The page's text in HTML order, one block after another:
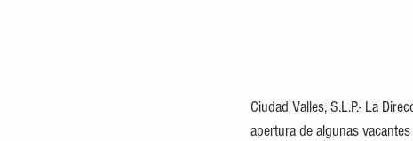
Ciudad Valles, S.L.P.- La
apertura de algunas